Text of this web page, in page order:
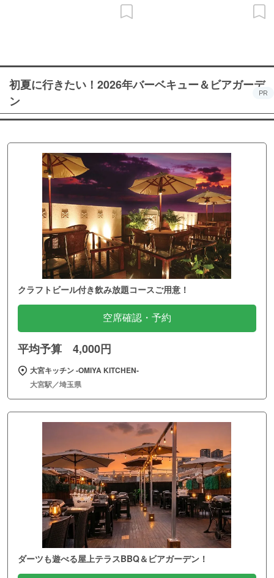
初夏に行きたい！2026年バーベキュー＆ビアガーデ
ン
PR
クラフトビール付き飲み放題コースご用意！
空席確認・予約
平均予算 4,000円
大宮キッチン ‐OMIYA KITCHEN‐
大宮駅／埼玉県
ダーツも遊べる屋上テラスBBQ＆ビアガーデン！